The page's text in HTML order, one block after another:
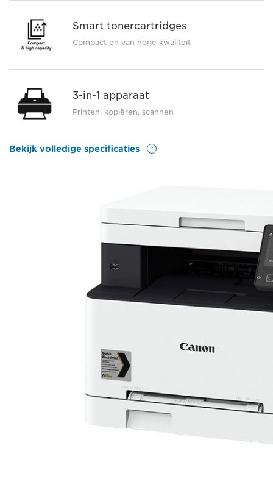
Smart tonercartridges
Compact en van hoge kwaliteit
3-in-1 apparaat
Printen, kopiëren, scannen
Bekijk volledige specificaties